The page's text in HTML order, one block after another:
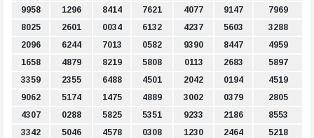
9958
1296 8414 7621 4077 9147
7969
8025
2601 0034 6132 4237 5603
3288
2096
6244 7013 0582 9390 8447
4959
1658
4879 8219 5808 0113 2683
5897
3359
2355 6488 4501 2042 0194
4519
9062
5174 1475 4889 3002 0379
2805
4307
0288 5825 5351 9233 2186
8553
3342
5046 4578 0308 1230 2464
5218